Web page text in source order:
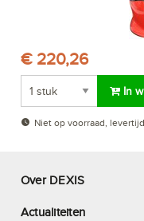
€ 220,26
In
Niet op voorraad,
Over DEXIS
Actualiteiten